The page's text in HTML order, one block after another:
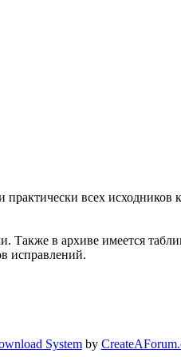
всех исходников
Также в архиве имеется
исправлений.
Systemby